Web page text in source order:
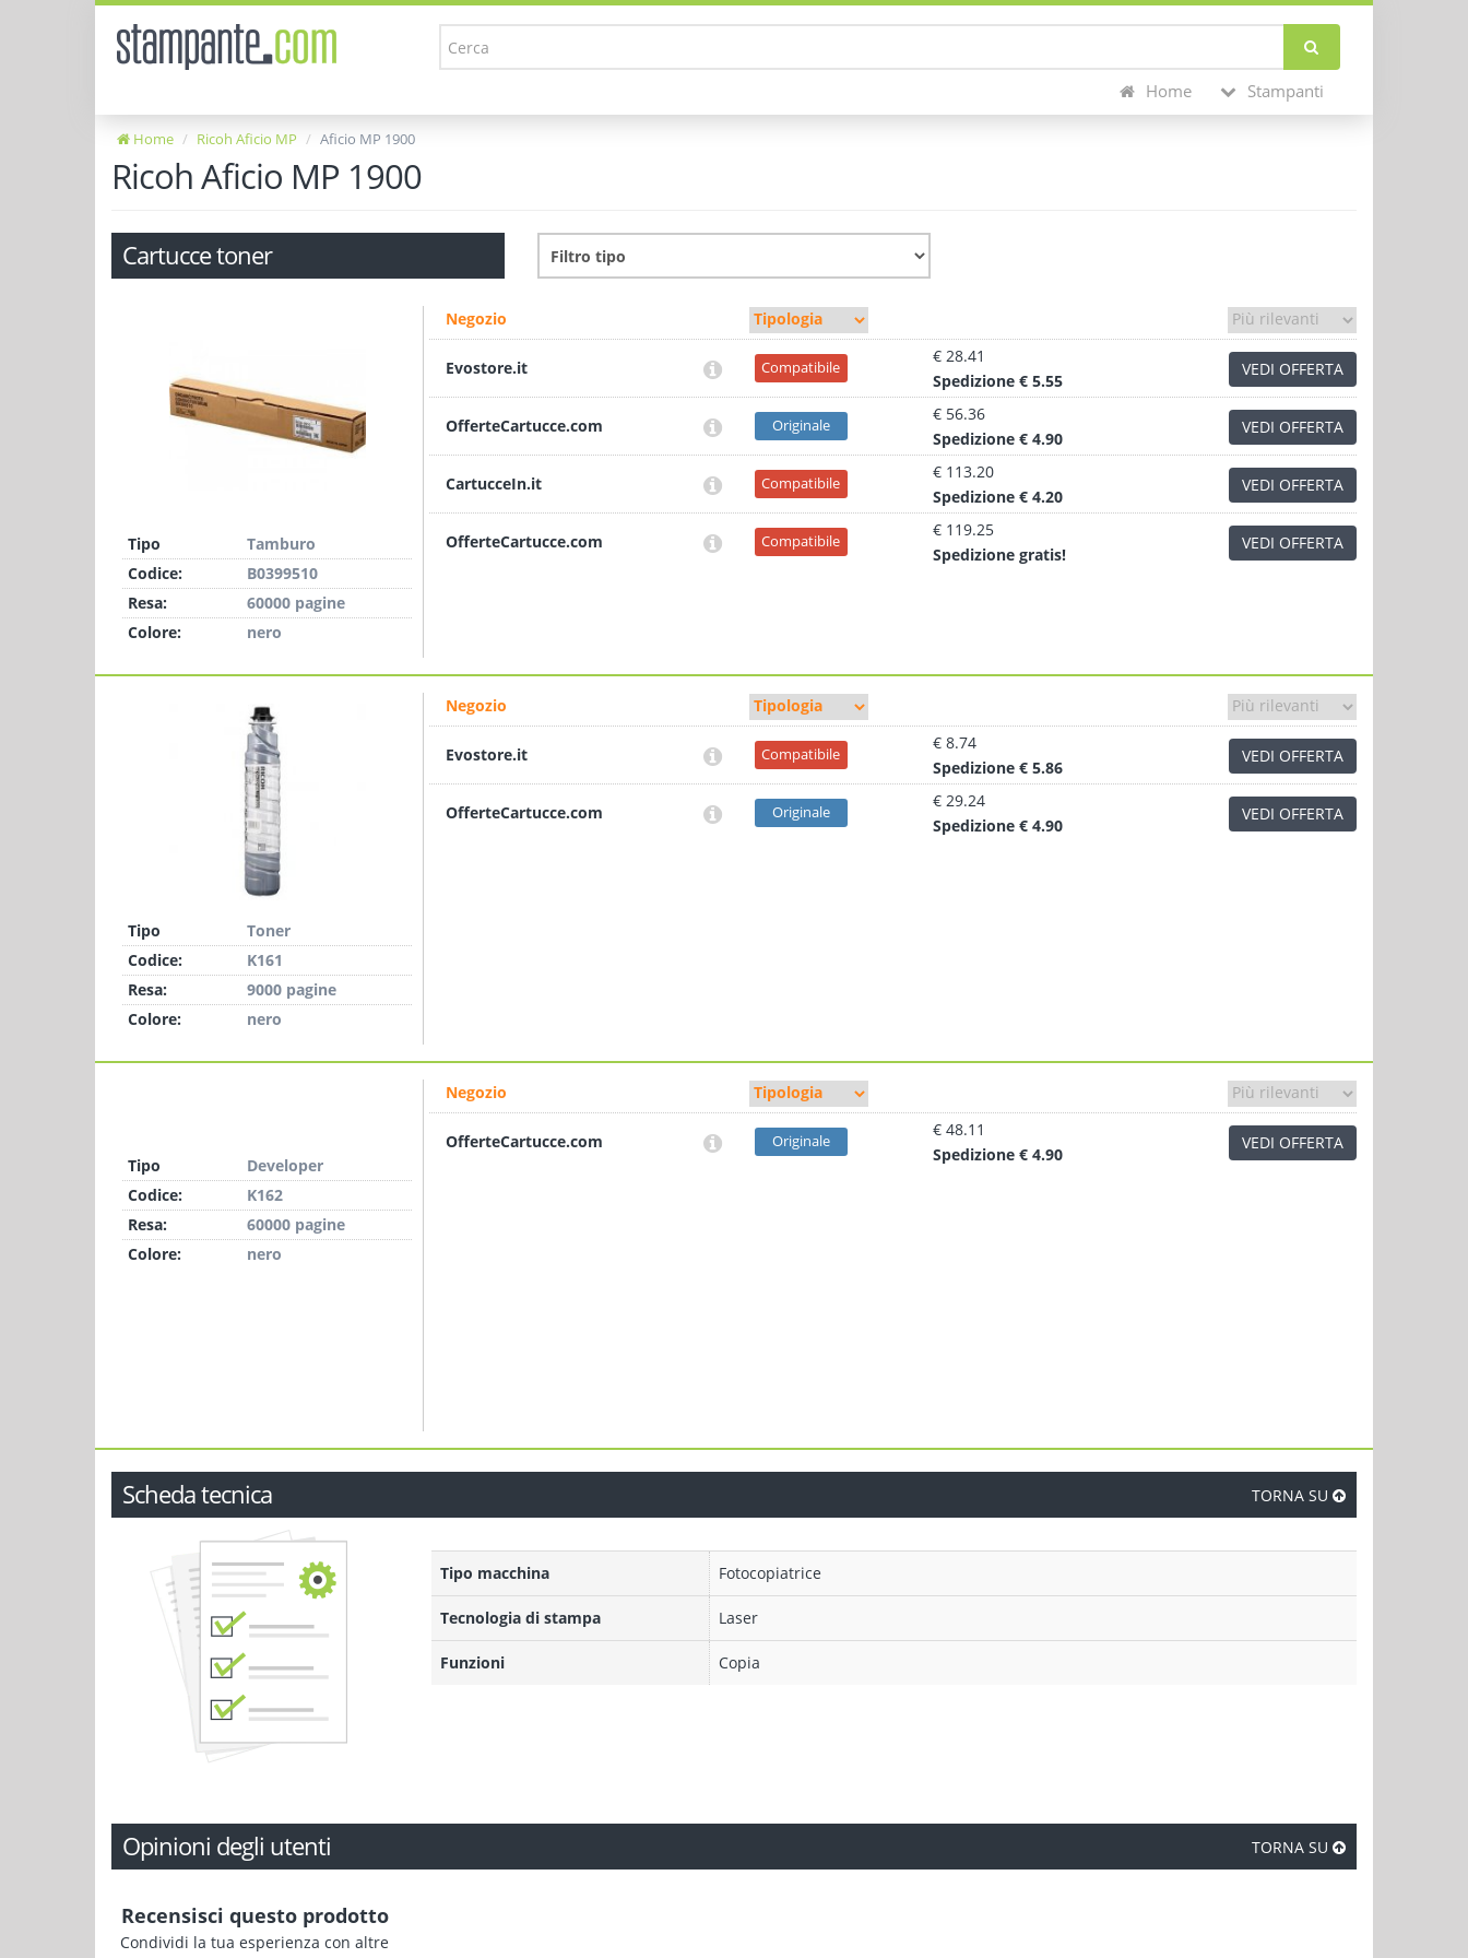
Home Stampanti
Home Ricoh Aficio MP Aficio MP 1900
Ricoh Aficio MP 1900
Cartucce toner
Tipo
Tamburo
Codice:
B0399510
Resa:
60000 pagine
Colore:
nero
Negozio
Evostore.it Compatibile
€ 28.41
Spedizione € 5.55
VEDI OFFERTA
OfferteCartucce.com Originale
€ 56.36
Spedizione € 4.90
VEDI OFFERTA
CartucceIn.it Compatibile
€ 113.20
Spedizione € 4.20
VEDI OFFERTA
OfferteCartucce.com Compatibile
€ 119.25
Spedizione gratis!
VEDI OFFERTA
Tipo
Toner
Codice:
K161
Resa:
9000 pagine
Colore:
nero
Negozio
Evostore.it Compatibile
€ 8.74
Spedizione € 5.86
VEDI OFFERTA
OfferteCartucce.com Originale
€ 29.24
Spedizione € 4.90
VEDI OFFERTA
Tipo
Developer
Codice:
K162
Resa:
60000 pagine
Colore:
nero
Negozio
OfferteCartucce.com Originale
€ 48.11
Spedizione € 4.90
VEDI OFFERTA
Scheda tecnica TORNA SU
Tipo macchina Fotocopiatrice
Tecnologia di stampa Laser
Funzioni Copia
Opinioni degli utenti TORNA SU
Recensisci questo prodotto
Condividi la tua esperienza con altre